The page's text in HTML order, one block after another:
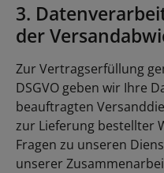
3.
der
Zur Vertragserfüllung
DSGVO geben wir Ihre
beauftragten
zur Lieferung bestellter
Fragen zu unseren
unserer